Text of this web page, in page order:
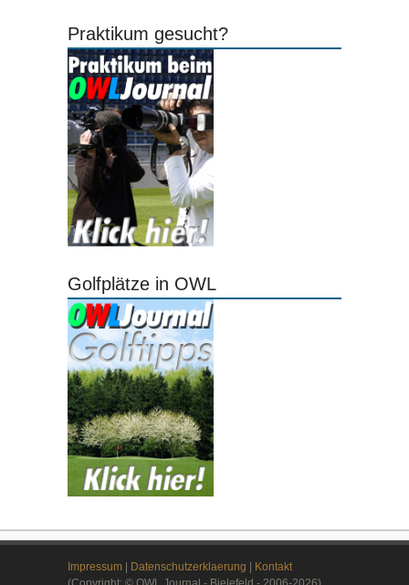
Praktikum gesucht?
Golfplätze in OWL
Impressum Datenschutzerklaerung
Kontakt